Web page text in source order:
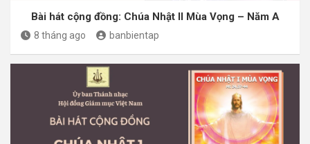
Bài hát cộng đồng: Chúa Nhật II Mùa Vọng – Năm A
8 tháng ago banbientap